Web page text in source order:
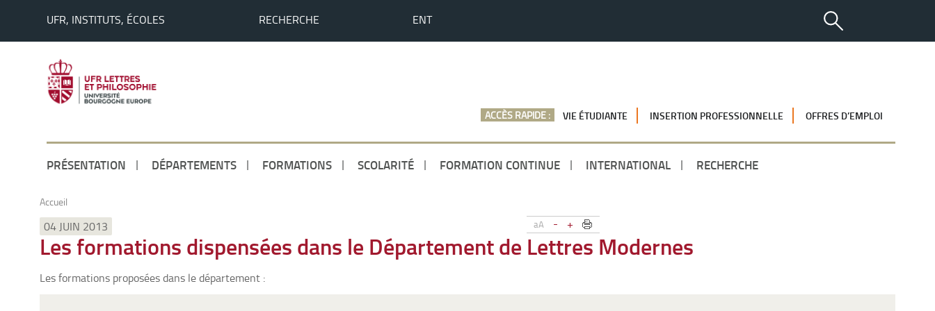
UFR, INSTITUTS, ÉCOLES RECHERCHE ENT
ACCÈS RAPIDE : VIE ÉTUDIANTE INSERTION PROFESSIONNELLE OFFRES D’EMPLOI
PRÉSENTATION DÉPARTEMENTS FORMATIONS SCOLARITÉ FORMATION CONTINUE INTERNATIONAL RECHERCHE
Accueil
aA - +
04 JUIN 2013
Les formations dispensées dans le Département de Lettres Modernes
Les formations proposées dans le département :